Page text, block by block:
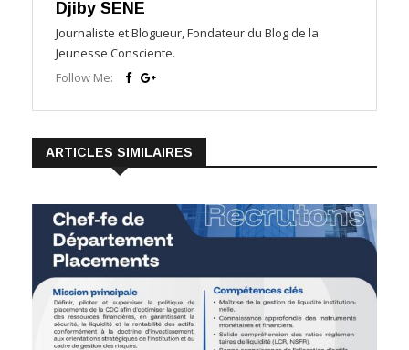
Djiby SENE
Journaliste et Blogueur, Fondateur du Blog de la
Jeunesse Consciente.
Follow Me:
ARTICLES SIMILAIRES